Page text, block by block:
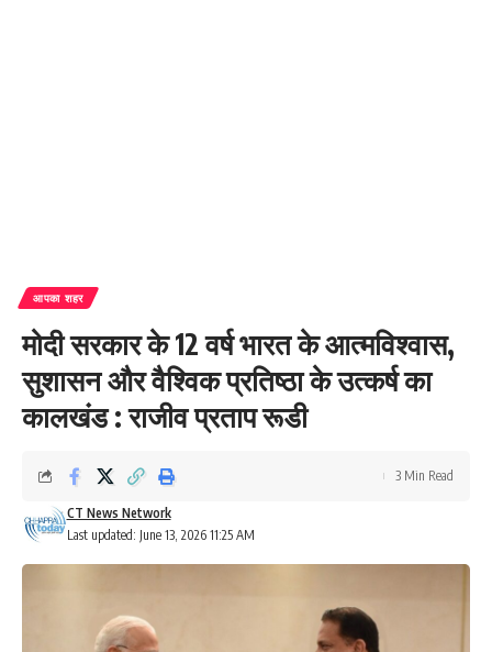
आपका शहर
मोदी सरकार के 12 वर्ष भारत के आत्मविश्वास,
सुशासन और वैश्विक प्रतिष्ठा के उत्कर्ष का
कालखंड : राजीव प्रताप रूडी
Last updated: June 13, 2026 11:25 AM
CT News Network
3 Min Read